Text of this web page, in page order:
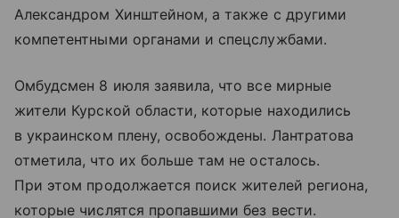
Александром Хинштейном, а также с другими
компетентными органами и спецслужбами.
Омбудсмен 8 июля заявила, что все мирные
жители Курской области, которые находились
в украинском плену, освобождены. Лантратова
отметила, что их больше там не осталось.
При этом продолжается поиск жителей региона,
которые числятся пропавшими без вести.